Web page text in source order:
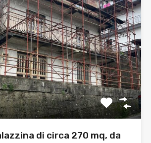
di circa 270 mq, da